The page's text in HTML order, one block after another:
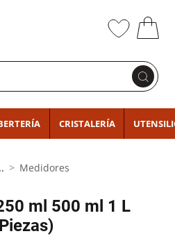
CRISTALERÍA
Medidores
ml 500 ml 1 L